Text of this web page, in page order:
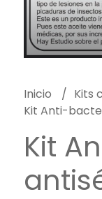
Inicio
Kits
Kit Anti-
Kit